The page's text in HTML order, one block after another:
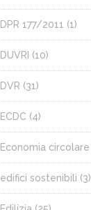
DPR 177/2011 (1)
DUVRI (10)
DVR (31)
ECDC (4)
Economia circolare
edifici sostenibili (3)